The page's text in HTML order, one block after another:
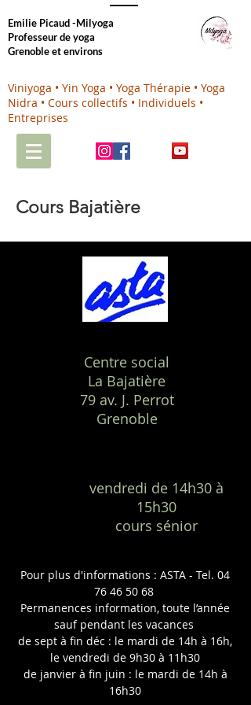
Emilie Picaud -Milyoga
Professeur de yoga
Grenoble et environs
Viniyoga • Yin Yoga • Yoga Thérapie • Yoga
Nidra • Cours collectifs • Individuels •
Entreprises
Cours Bajatière
Centre social
La Bajatière
79 av. J. Perrot
Grenoble
vendredi de 14h30 à
15h30
cours sénior
Pour plus d'informations : ASTA - Tel. 04
76 46 50 68
Permanences information, toute l’année
sauf pendant les vacances
de sept à fin déc : le mardi de 14h à 16h,
le vendredi de 9h30 à 11h30
de janvier à fin juin : le mardi de 14h à
16h30